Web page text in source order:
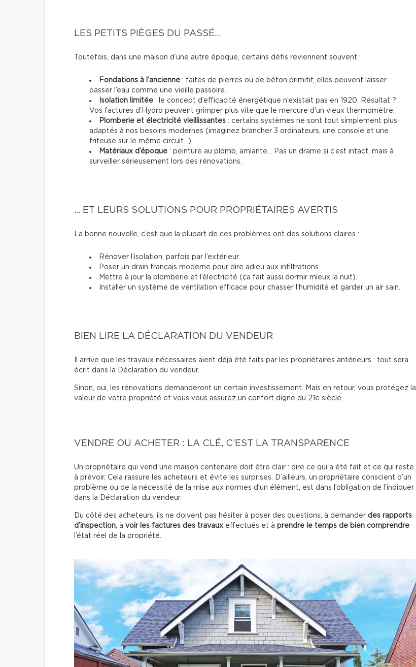
LES PETITS PIÈGES DU PASSÉ…
Toutefois, dans une maison d’une autre époque, certains défis reviennent souvent :
Fondations à l’ancienne : faites de pierres ou de béton primitif, elles peuvent laisser
passer l’eau comme une vieille passoire.
Isolation limitée : le concept d’efficacité énergétique n’existait pas en 1920. Résultat ?
Vos factures d’Hydro peuvent grimper plus vite que le mercure d’un vieux thermomètre.
Plomberie et électricité vieillissantes : certains systèmes ne sont tout simplement plus
adaptés à nos besoins modernes (imaginez brancher 3 ordinateurs, une console et une
friteuse sur le même circuit...).
Matériaux d’époque : peinture au plomb, amiante… Pas un drame si c’est intact, mais à
surveiller sérieusement lors des rénovations.
… ET LEURS SOLUTIONS POUR PROPRIÉTAIRES AVERTIS
La bonne nouvelle, c’est que la plupart de ces problèmes ont des solutions claires :
Rénover l’isolation, parfois par l’extérieur.
Poser un drain français moderne pour dire adieu aux infiltrations.
Mettre à jour la plomberie et l’électricité (ça fait aussi dormir mieux la nuit).
Installer un système de ventilation efficace pour chasser l’humidité et garder un air sain.
BIEN LIRE LA DÉCLARATION DU VENDEUR
Il arrive que les travaux nécessaires aient déjà été faits par les propriétaires antérieurs : tout sera
écrit dans la Déclaration du vendeur.
Sinon, oui, les rénovations demanderont un certain investissement. Mais en retour, vous protégez la
valeur de votre propriété et vous vous assurez un confort digne du 21e siècle.
VENDRE OU ACHETER : LA CLÉ, C’EST LA TRANSPARENCE
Un propriétaire qui vend une maison centenaire doit être clair : dire ce qui a été fait et ce qui reste
à prévoir. Cela rassure les acheteurs et évite les surprises. D’ailleurs, un propriétaire conscient d’un
problème ou de la nécessité de la mise aux normes d’un élément, est dans l’obligation de l’indiquer
dans la Déclaration du vendeur.
Du côté des acheteurs, ils ne doivent pas hésiter à poser des questions, à demander des rapports
d’inspection , à voir les factures des travaux effectués et à prendre le temps de bien comprendre
l’état réel de la propriété.